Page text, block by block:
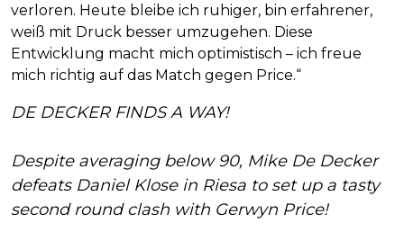
verloren. Heute bleibe ich ruhiger, bin erfahrener,
weiß mit Druck besser umzugehen. Diese
Entwicklung macht mich optimistisch – ich freue
mich richtig auf das Match gegen Price.“
DE DECKER FINDS A WAY!
Despite averaging below 90, Mike De Decker
defeats Daniel Klose in Riesa to set up a tasty
second round clash with Gerwyn Price!